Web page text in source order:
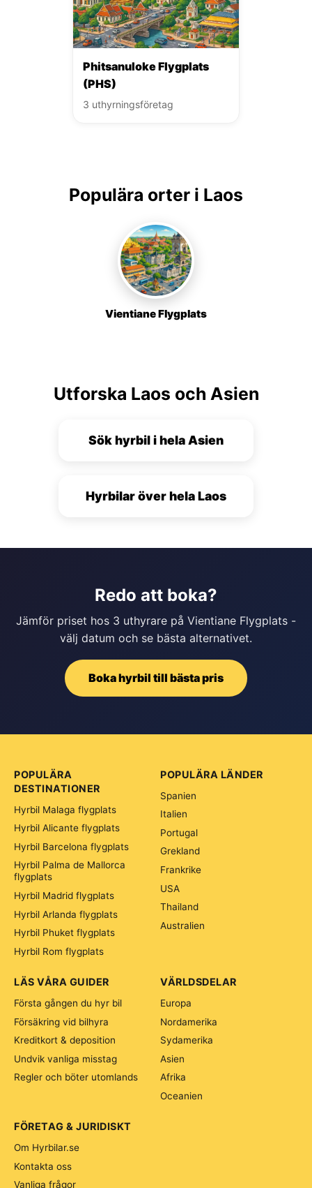
Phitsanuloke Flygplats
(PHS)
3 uthyrningsföretag
Populära orter i Laos
Vientiane Flygplats
Utforska Laos och Asien
Sök hyrbil i hela Asien
Hyrbilar över hela Laos
Redo att boka?
Jämför priset hos 3 uthyrare på Vientiane Flygplats -
välj datum och se bästa alternativet.
Boka hyrbil till bästa pris
POPULÄRA
DESTINATIONER
Hyrbil Malaga flygplats
Hyrbil Alicante flygplats
Hyrbil Barcelona flygplats
Hyrbil Palma de Mallorca
flygplats
Hyrbil Madrid flygplats
Hyrbil Arlanda flygplats
Hyrbil Phuket flygplats
Hyrbil Rom flygplats
POPULÄRA LÄNDER
Spanien
Italien
Portugal
Grekland
Frankrike
USA
Thailand
Australien
VÄRLDSDELAR
Europa
Nordamerika
Sydamerika
Asien
Afrika
Oceanien
LÄS VÅRA GUIDER
Första gången du hyr bil
Försäkring vid bilhyra
Kreditkort & deposition
Undvik vanliga misstag
Regler och böter utomlands
FÖRETAG & JURIDISKT
Om Hyrbilar.se
Kontakta oss
Vanliga frågor